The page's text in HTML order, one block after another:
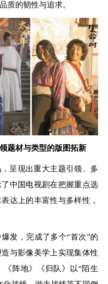
质的韧性与追求。
题材与类型的版图拓新
呈现出重大主题引领、多
中国电视剧在把握重点选
达上的丰富性与多样性，
发，完成了多个“首次”的
与影像美学上实现集体性
阵地》《归队》以“陌生